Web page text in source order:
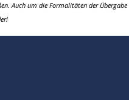
Auch um die Formalitäten der Übergabe